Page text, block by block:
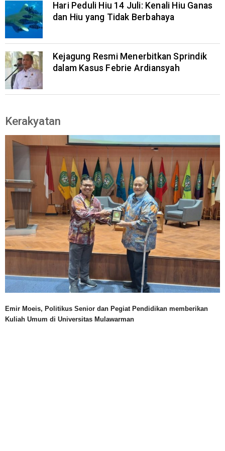
Hari Peduli Hiu 14 Juli: Kenali Hiu Ganas
dan Hiu yang Tidak Berbahaya
Kejagung Resmi Menerbitkan Sprindik
dalam Kasus Febrie Ardiansyah
Kerakyatan
Emir Moeis, Politikus Senior dan Pegiat Pendidikan memberikan
Kuliah Umum di Universitas Mulawarman